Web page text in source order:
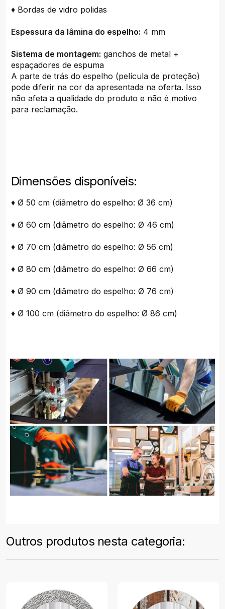
♦ Bordas de vidro polidas
Espessura da lâmina do espelho: 4 mm
Sistema de montagem: ganchos de metal +
espaçadores de espuma
A parte de trás do espelho (película de proteção)
pode diferir na cor da apresentada na oferta. Isso
não afeta a qualidade do produto e não é motivo
para reclamação.
Dimensões disponíveis:
♦ Ø 50 cm (diâmetro do espelho: Ø 36 cm)
♦ Ø 60 cm (diâmetro do espelho: Ø 46 cm)
♦ Ø 70 cm (diâmetro do espelho: Ø 56 cm)
♦ Ø 80 cm (diâmetro do espelho: Ø 66 cm)
♦ Ø 90 cm (diâmetro do espelho: Ø 76 cm)
♦ Ø 100 cm (diâmetro do espelho: Ø 86 cm)
Outros produtos nesta categoria: